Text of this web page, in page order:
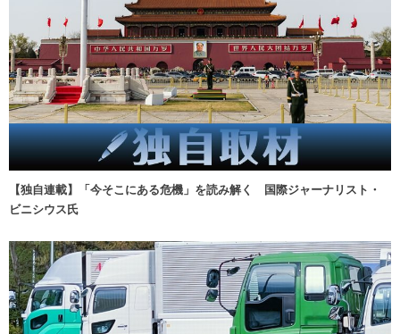
【独自連載】「今そこにある危機」を読み解く 国際ジャーナリスト・
ビニシウス氏